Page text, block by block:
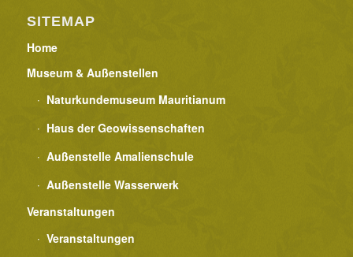
SITEMAP
Home
Museum & Außenstellen
Naturkundemuseum Mauritianum
Haus der Geowissenschaften
Außenstelle Amalienschule
Außenstelle Wasserwerk
Veranstaltungen
Veranstaltungen